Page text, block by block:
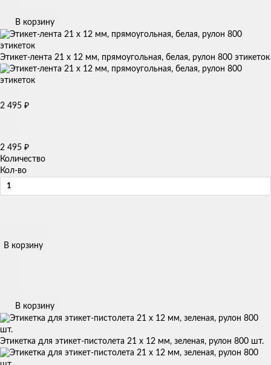
В корзину
Этикет-лента 21 х 12 мм, прямоугольная, белая, рулон 800 этикеток
2 495 ₽
2 495 ₽
Количество
Кол-во
В корзину
В корзину
Этикетка для этикет-пистолета 21 х 12 мм, зеленая, рулон 800 шт.